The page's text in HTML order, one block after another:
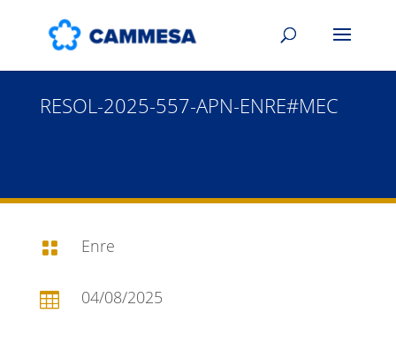
RESOL-2025-557-APN-ENRE#MEC
 Enre
 04/08/2025